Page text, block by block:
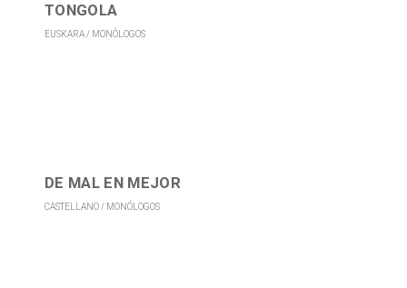
TONGOLA
EUSKARA MONÓLOGOS
DE MAL EN MEJOR
CASTELLANO MONÓLOGOS